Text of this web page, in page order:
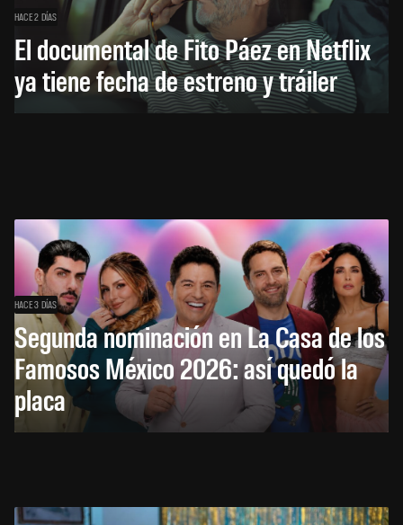
HACE 2 DÍAS
El documental de Fito Páez en Netflix
ya tiene fecha de estreno y tráiler
HACE 3 DÍAS
Segunda nominación en La Casa de los
Famosos México 2026: así quedó la
placa